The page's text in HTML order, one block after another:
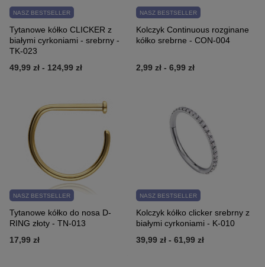
NASZ BESTSELLER
Tytanowe kółko CLICKER z
białymi cyrkoniami - srebrny -
TK-023
49,99 zł - 124,99 zł
NASZ BESTSELLER
Kolczyk Continuous rozginane
kółko srebrne - CON-004
2,99 zł - 6,99 zł
NASZ BESTSELLER
Tytanowe kółko do nosa D-
RING złoty - TN-013
17,99 zł
NASZ BESTSELLER
Kolczyk kółko clicker srebrny z
białymi cyrkoniami - K-010
39,99 zł - 61,99 zł